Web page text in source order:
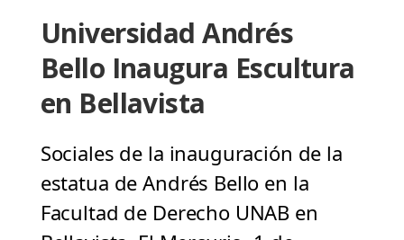
Universidad Andrés
Bello Inaugura Escultura
en Bellavista
Sociales de la inauguración de la
estatua de Andrés Bello en la
Facultad de Derecho UNAB en